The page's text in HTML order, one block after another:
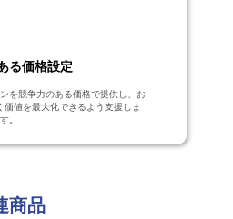
る価格設定
を競争力のある価格で提供し、お
値を最大化できるよう支援しま
す。
商品